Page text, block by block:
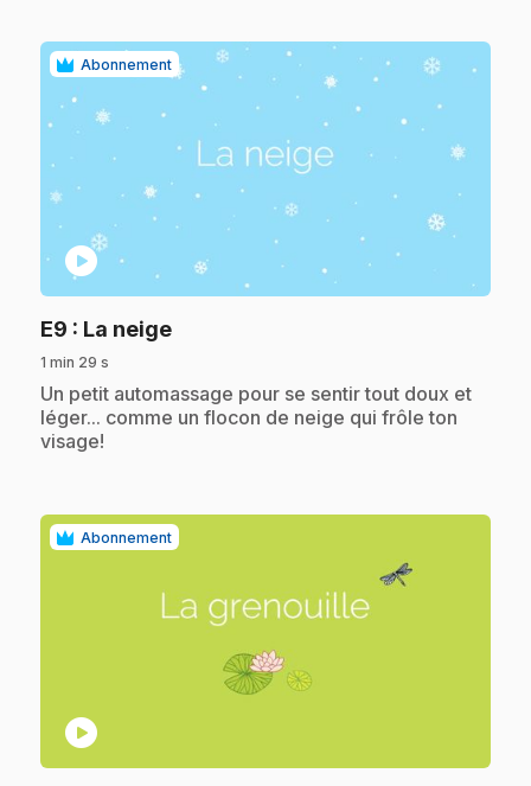
Abonnement
play_circle
E9 : La neige.
1 min 29 s
.Un petit automassage pour se sentir tout doux et
léger... comme un flocon de neige qui frôle ton
visage!
Abonnement
play_circle